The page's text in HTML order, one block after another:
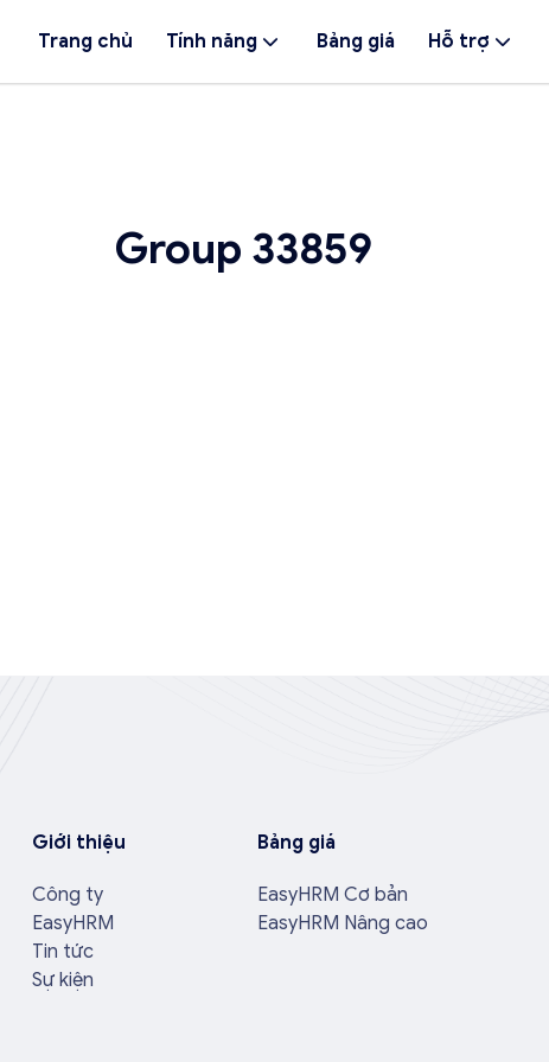
Trang chủ Tính năng Bảng giá Hỗ trợ
Group 33859
Giới thiệu
Công ty
EasyHRM
Tin tức
Sự kiện
Bảng giá
EasyHRM Cơ bản
EasyHRM Nâng cao